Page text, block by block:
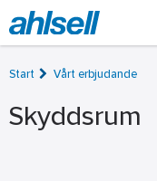
Start Vårt erbjudande
Skyddsrum